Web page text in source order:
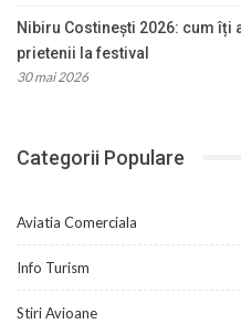
Nibiru Costinești 2026: cum
prietenii la festival
30 mai 2026
Categorii Populare
Aviatia Comerciala
Info Turism
Stiri Avioane